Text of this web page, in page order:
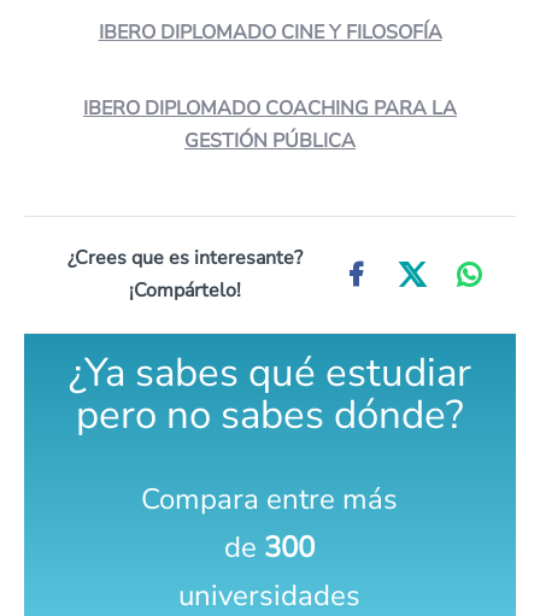
IBERO DIPLOMADO CINE Y FILOSOFÍA
IBERO DIPLOMADO COACHING PARA LA
GESTIÓN PÚBLICA
¿Crees que es interesante?
¡Compártelo!
¿Ya sabes qué estudiar
pero no sabes dónde?
Compara entre más
de 300
universidades